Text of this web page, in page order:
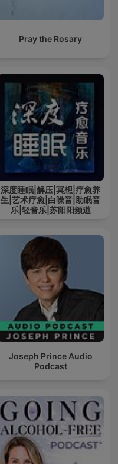
Pray the Rosary
深度睡眠|解压|冥想|疗愈养
生|艺术疗愈|白噪音|助眠音
乐|轻音乐|苏阳阳频道
Joseph Prince Audio
Podcast